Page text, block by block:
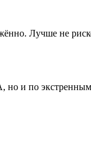
Лучше не
но и по